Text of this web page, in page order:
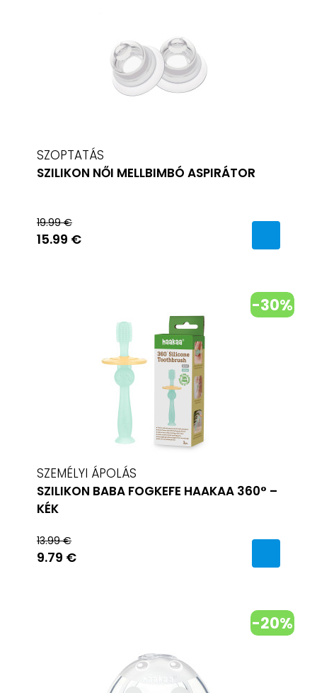
SZOPTATÁS
SZILIKON NŐI MELLBIMBÓ ASPIRÁTOR
19.99 €
15.99 €
-30%
SZEMÉLYI ÁPOLÁS
SZILIKON BABA FOGKEFE HAAKAA 360° –
KÉK
13.99 €
9.79 €
-20%